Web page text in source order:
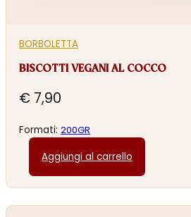
BORBOLETTA
BISCOTTI VEGANI AL COCCO
€ 7,90
Formati:200GR
Aggiungi al carrello